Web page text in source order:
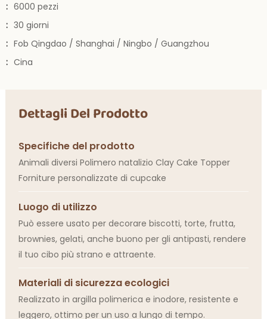
: 6000 pezzi
: 30 giorni
: Fob Qingdao / Shanghai / Ningbo / Guangzhou
: Cina
Dettagli Del Prodotto
Specifiche del prodotto
Animali diversi Polimero natalizio Clay Cake Topper
Forniture personalizzate di cupcake
Luogo di utilizzo
Può essere usato per decorare biscotti, torte, frutta,
brownies, gelati, anche buono per gli antipasti, rendere
il tuo cibo più strano e attraente.
Materiali di sicurezza ecologici
Realizzato in argilla polimerica e inodore, resistente e
leggero, ottimo per un uso a lungo di tempo.